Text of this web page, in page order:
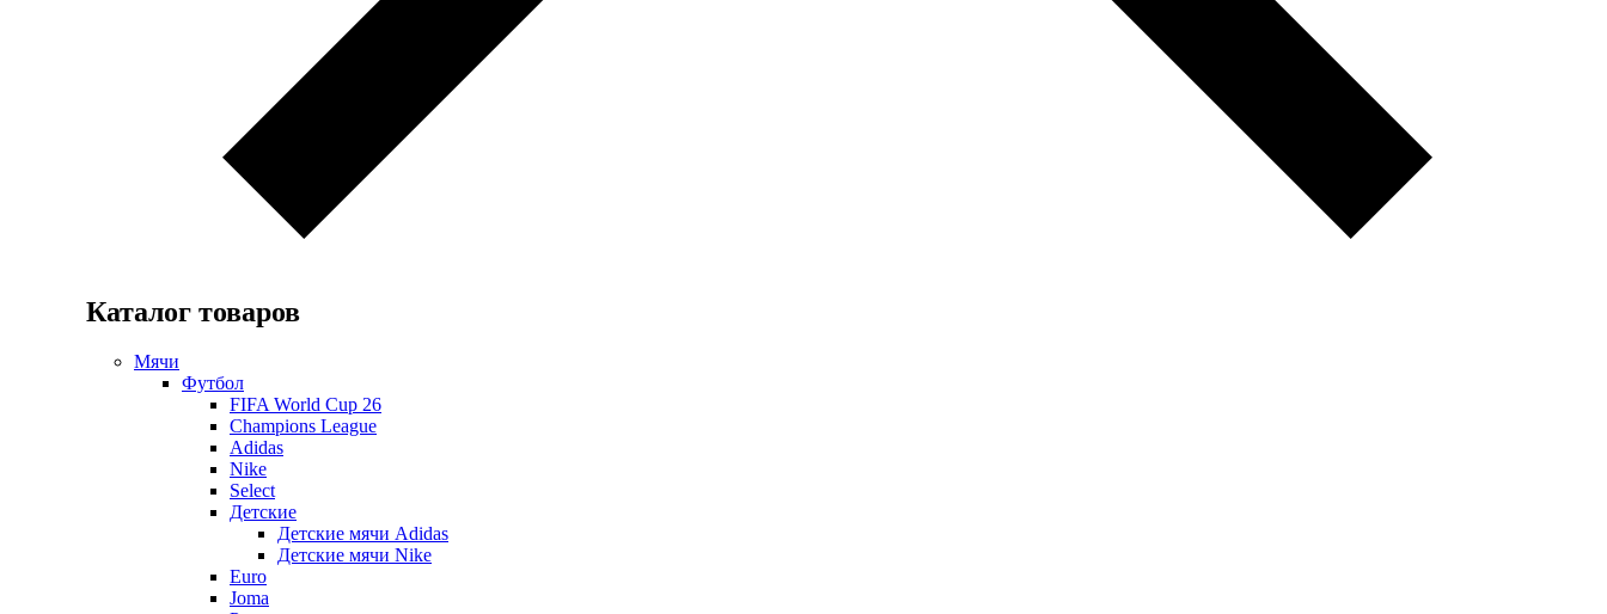
Каталог товаров
Мячи
Футбол
FIFA World Cup 26
Champions League
Adidas
Nike
Select
Детские
Детские мячи Adidas
Детские мячи Nike
Euro
Joma